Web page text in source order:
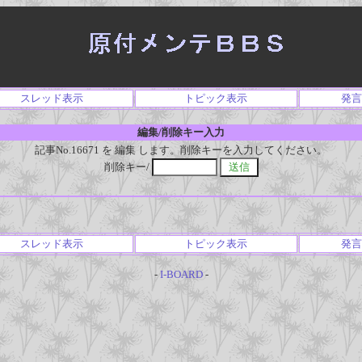
スレッド表示 トピック表示 発
編集/削除キー入力
記事No.16671 を 編集 します。削除キーを入力してください。
削除キー/
スレッド表示 トピック表示 発
- I-BOARD-